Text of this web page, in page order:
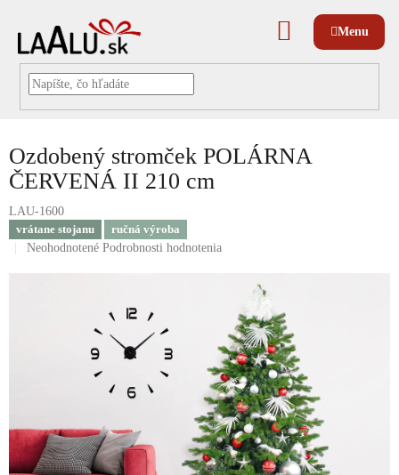
NÁKUPNÝ
KOŠÍK
Ozdobený stromček POLÁRNA
ČERVENÁ II 210 cm
LAU-1600
vrátane stojanu
ručná výroba
Priemerné
Neohodnotené Podrobnosti hodnotenia